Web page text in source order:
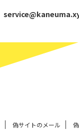
偽サイトのメール